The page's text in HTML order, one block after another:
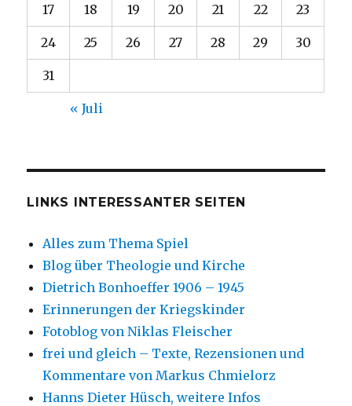
17 18 19 20 21 22 23
24 25 26 27 28 29 30
31
« Juli
LINKS INTERESSANTER SEITEN
Alles zum Thema Spiel
Blog über Theologie und Kirche
Dietrich Bonhoeffer 1906 – 1945
Erinnerungen der Kriegskinder
Fotoblog von Niklas Fleischer
frei und gleich – Texte, Rezensionen und
Kommentare von Markus Chmielorz
Hanns Dieter Hüsch, weitere Infos